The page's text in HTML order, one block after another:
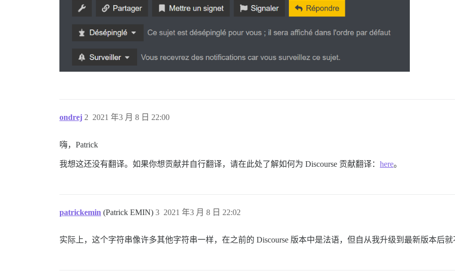
ondrej 2021 年3 月 8 日 22:00
2
嗨，Patrick
我想这还没有翻译。如果你想贡献并自行翻译，请在此处了解如何为 Discourse 贡献翻译： here。
patrickemin (Patrick EMIN) 2021 年3 月 8 日 22:02
3
实际上，这个字符串像许多其他字符串一样，在之前的 Discourse 版本中是法语，但自从我升级到最新版本后就